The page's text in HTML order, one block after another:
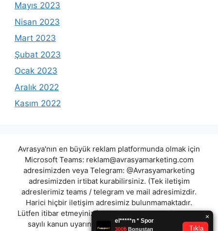
Mayıs 2023
Nisan 2023
Mart 2023
Şubat 2023
Ocak 2023
Aralık 2022
Kasım 2022
Avrasya'nın en büyük reklam platformunda olmak için
Microsoft Teams: reklam@avrasyamarketing.com
adresimizden veya Telegram: @Avrasyamarketing
adresimizden irtibat kurabilirsiniz. (Tek iletişim
adreslerimiz teams / telegram ve mail adresimizdir.
Harici hiçbir iletişim adresimiz bulunmamaktadır.
Lütfen itibar etmeyiniz.) Türkiye yasalarına göre 7258
sayılı kanun uyarınca yasa dışı bahis oynamanın